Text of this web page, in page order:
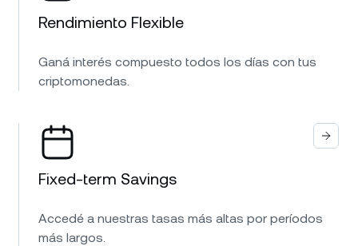
Rendimiento Flexible
Ganá interés compuesto todos los días con tus
criptomonedas.
Fixed-term Savings
Accedé a nuestras tasas más altas por períodos
más largos.